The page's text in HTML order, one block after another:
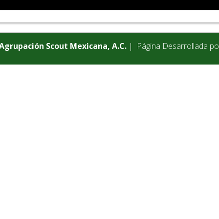
Scout Mexicana, A.C.| Página Desarrollada